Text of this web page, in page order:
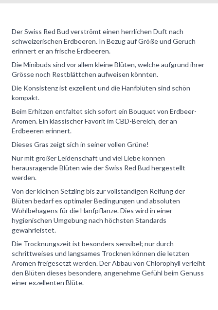
Der Swiss Red Bud verströmt einen herrlichen Duft nach
schweizerischen Erdbeeren. In Bezug auf Größe und Geruch
erinnert er an frische Erdbeeren.
Die Minibuds sind vor allem kleine Blüten, welche aufgrund ihrer
Grösse noch Restblättchen aufweisen könnten.
Die Konsistenz ist exzellent und die Hanfblüten sind schön
kompakt.
Beim Erhitzen entfaltet sich sofort ein Bouquet von Erdbeer-
Aromen. Ein klassischer Favorit im CBD-Bereich, der an
Erdbeeren erinnert.
Dieses Gras zeigt sich in seiner vollen Grüne!
Nur mit großer Leidenschaft und viel Liebe können
herausragende Blüten wie der Swiss Red Bud hergestellt
werden.
Von der kleinen Setzling bis zur vollständigen Reifung der
Blüten bedarf es optimaler Bedingungen und absoluten
Wohlbehagens für die Hanfpflanze. Dies wird in einer
hygienischen Umgebung nach höchsten Standards
gewährleistet.
Die Trocknungszeit ist besonders sensibel; nur durch
schrittweises und langsames Trocknen können die letzten
Aromen freigesetzt werden. Der Abbau von Chlorophyll verleiht
den Blüten dieses besondere, angenehme Gefühl beim Genuss
einer exzellenten Blüte.